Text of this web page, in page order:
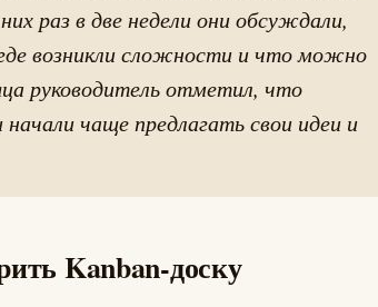
раз в две недели они обсуждали,
возникли сложности и что можно
руководитель отметил, что
чаще предлагать свои идеи и
Kanban-доску